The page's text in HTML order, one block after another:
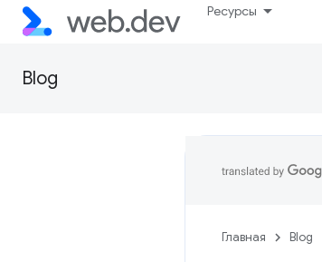
Ресурсы
Blog
Главная Blog